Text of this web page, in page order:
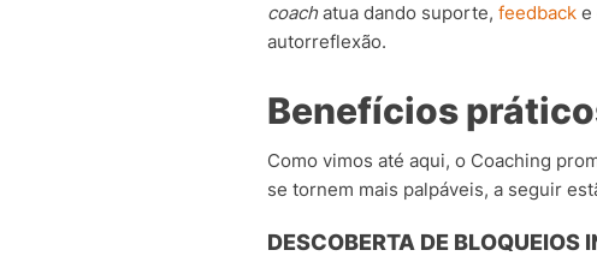
coachatua dando suporte, feedback e
autorreflexão.
Benefícios
Como vimos até aqui, o Coaching
se tornem mais palpáveis, a seguir
DESCOBERTA DE BLOQUEIOS